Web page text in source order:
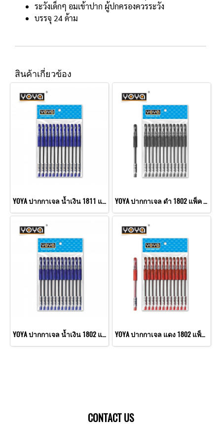
ระวังเด็กๆ อมเข้าปาก ผู้ปกครองควรระวัง
บรรจุ 24 ด้าม
สินค้าเกี่ยวข้อง
YOYA ปากกาเจล น้ำเงิน 1811 แพ็ค 2x12 (หัวเข็ม) YOYA ปากกาเจล ดำ 1802 แพ็ค 2x12 (หัวลูกลื่น)
YOYA ปากกาเจล น้ำเงิน 1802 แพ็ค 2x12 (หัวลูกลื่น) YOYA ปากกาเจล แดง 1802 แพ็ค 2x12 (หัวลูกลื่น)
CONTACT US